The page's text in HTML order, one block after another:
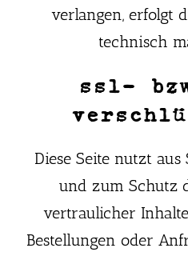
verlangen, erfolgt
technisch
ssl-
Diese Seite nutzt
und zum Schutz
vertraulicher
Bestellungen oder